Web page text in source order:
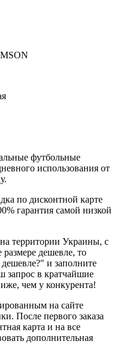
футбольные
использования от
по дисконтной карте
гарантия самой низкой
территории Украины, с
дешевле, то
и заполните
в кратчайшие
чем у конкурента!
на сайте
После первого заказа
карта и на все
дополнительная